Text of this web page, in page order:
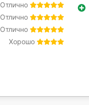
Отлично
Отлично
Отлично
Хорошо